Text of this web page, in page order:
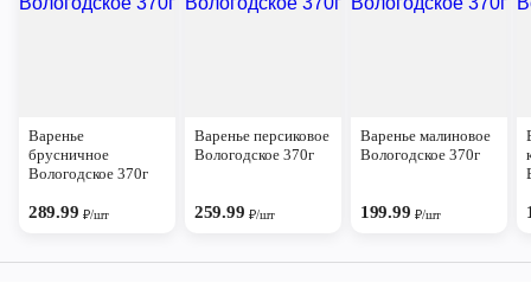
Варенье
брусничное
Вологодское 370г
289.99 ₽/шт
Варенье персиковое
Вологодское 370г
259.99 ₽/шт
Варенье малиновое
Вологодское 370г
199.99 ₽/шт